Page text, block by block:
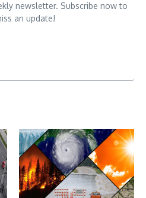
newsletter. Subscribe now to
an update!